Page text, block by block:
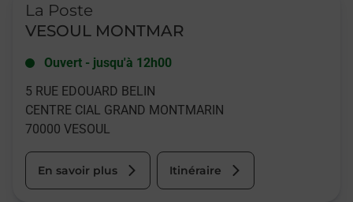
La Poste
VESOUL MONTMAR
Ouvert - jusqu'à 12h00
5 RUE EDOUARD BELIN
CENTRE CIAL GRAND MONTMARIN
70000 VESOUL
En savoir plus Itinéraire